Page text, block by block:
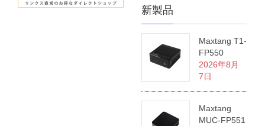
新製品
Maxtang T1-
FP550
2026年8月
7日
Maxtang
MUC-FP551